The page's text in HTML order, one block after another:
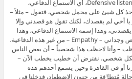
عندنا شيئ آخر أيضاً إسمه Defensive listening، أي الاستماع الدفاعي،
تأخذ كل شيئ على محمل شخصي، فتقول – مثلاً –
أخي لم يقصدك، لكنك تقول هو قصدني وإلا
وهذا إسمه الاستماع الدفاعي، وهذا
غير صحيح، استمع بعمق وبتقمص وجداني – Empathy – من غير هذه الدفاعية،
– وأنا لاحظت هذا شخصياً – أن بعض الناس
بشكل شخصي، نفترض أن خطيب يخطب الآن –
أو في القاهرة وحين يسمع أحدهم هذه
مُتطرِّفة من جنون الاضطهاد، فدخلنا في